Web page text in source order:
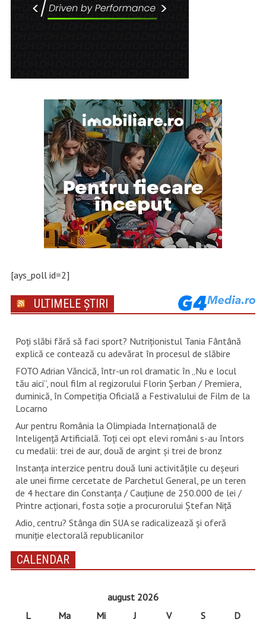
[ays_poll id=2]
ULTIMELE ȘTIRI
Poți slăbi fără să faci sport? Nutriționistul Tania Fântână
explică ce contează cu adevărat în procesul de slăbire
FOTO Adrian Văncică, într-un rol dramatic în „Nu e locul
tău aici”, noul film al regizorului Florin Șerban / Premiera,
duminică, în Competiția Oficială a Festivalului de Film de la
Locarno
Aur pentru România la Olimpiada Internațională de
Inteligență Artificială. Toți cei opt elevi români s-au întors
cu medalii: trei de aur, două de argint și trei de bronz
Instanța interzice pentru două luni activitățile cu deșeuri
ale unei firme cercetate de Parchetul General, pe un teren
de 4 hectare din Constanța / Cauțiune de 250.000 de lei /
Printre acționari, fosta soție a procurorului Ștefan Niță
Adio, centru? Stânga din SUA se radicalizează și oferă
muniție electorală republicanilor
CALENDAR
august 2026
L
Ma Mi J V S
D